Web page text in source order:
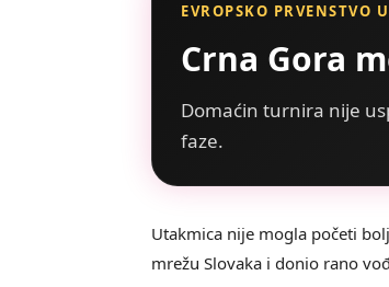
EVROPSKO PRVENSTVO
Crna Gora
Domaćin turnira nije
faze.
Utakmica nije mogla početi
mrežu Slovaka i donio rano